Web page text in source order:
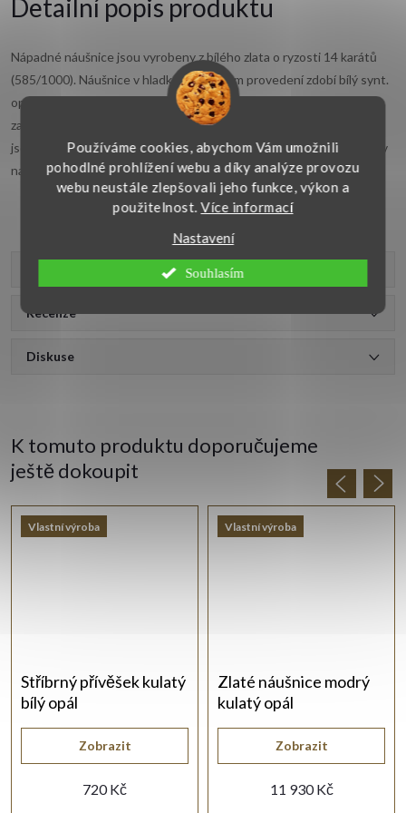
Používáme cookies, abychom Vám umožnili
pohodlné prohlížení webu a díky analýze provozu
webu neustále zlepšovali jeho funkce, výkon a
použitelnost.Více informací
Nastavení
Souhlasím
Detailní popis produktu
Nápadné náušnice jsou vyrobeny z bílého zlata o ryzosti 14 karátů
(585/1000). Náušnice v hladkém a lesklém provedení zdobí bílý synt.
opál, který má průměr 9,50 mm. Náušnice jsou opatřeny
zacvakávacím pojistkovým uzávěrem. Tyto
jsou vhodné pro různé příležitosti. Zlatý šperk je precizně vyroben v
naší zlatnické dílně.
Recenze
Diskuse
K tomuto produktu doporučujeme
ještě dokoupit
Vlastní výroba
Stříbrný přívěšek kulatý
bílý opál
720 Kč
Zobrazit
Vlastní výroba
Zlaté náušnice modrý
kulatý opál
11 930 Kč
Zobrazit